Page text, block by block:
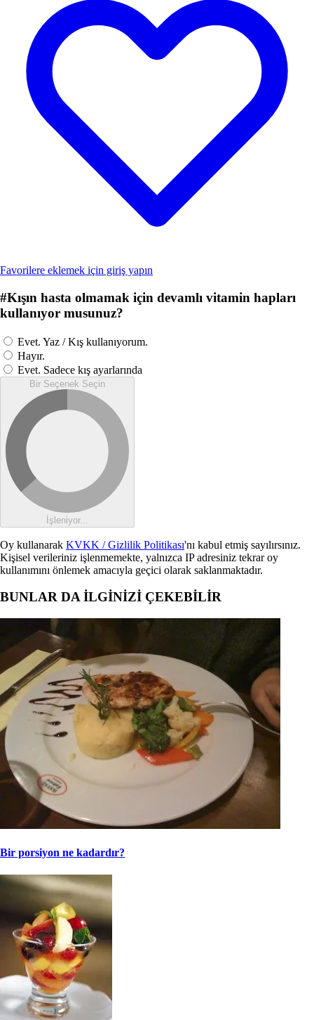
Favorilere eklemek için giriş yapın
#Kışın hasta olmamak için devamlı vitamin hapları
kullanıyor musunuz?
Evet. Yaz / Kış kullanıyorum.
Hayır.
Evet. Sadece kış ayarlarında
Bir Seçenek Seçin
İşleniyor...
Oy kullanarak KVKK / Gizlilik Politikası'nı kabul etmiş sayılırsınız.
Kişisel verileriniz işlenmemekte, yalnızca IP adresiniz tekrar oy
kullanımını önlemek amacıyla geçici olarak saklanmaktadır.
BUNLAR DA İLGİNİZİ ÇEKEBİLİR
Bir porsiyon ne kadardır?